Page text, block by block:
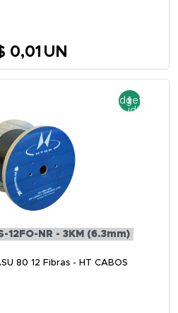
0,01 UN
12FO-NR - 3KM (6.3mm)
80 12 Fibras - HT CABOS